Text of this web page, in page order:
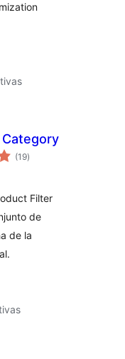
Category
(19valoraciones
en
)
Filter
de
de la